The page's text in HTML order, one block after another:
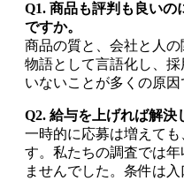
Q1. 商品も評判も良いの
ですか。
商品の質と、会社と人
物語として言語化し、
いないことが多くの原因
Q2. 給与を上げれば解決
一時的に応募は増えて
す。私たちの調査では
ませんでした。条件は入